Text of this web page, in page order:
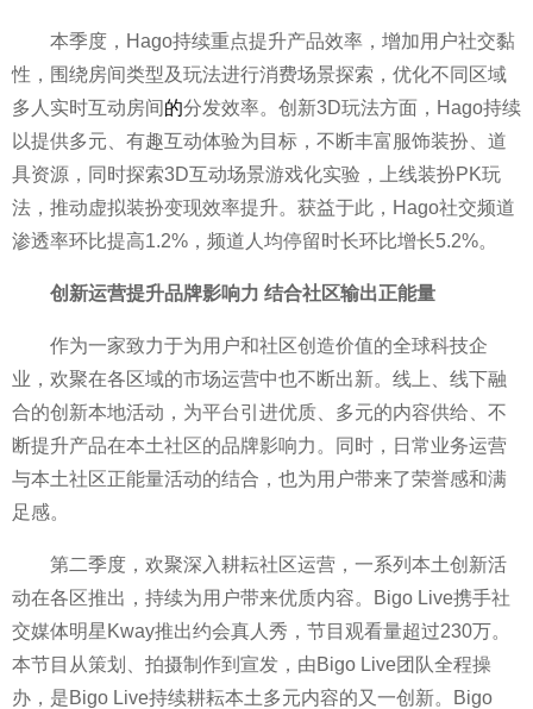
本季度，Hago持续重点提升产品效率，增加用户社交黏
性，围绕房间类型及玩法进行消费场景探索，优化不同区域
多人实时互动房间的分发效率。创新3D玩法方面，Hago持续
以提供多元、有趣互动体验为目标，不断丰富服饰装扮、道
具资源，同时探索3D互动场景游戏化实验，上线装扮PK玩
法，推动虚拟装扮变现效率提升。获益于此，Hago社交频道
渗透率环比提高1.2%，频道人均停留时长环比增长5.2%。
创新运营提升品牌影响力 结合社区输出正能量
作为一家致力于为用户和社区创造价值的全球科技企
业，欢聚在各区域的市场运营中也不断出新。线上、线下融
合的创新本地活动，为平台引进优质、多元的内容供给、不
断提升产品在本土社区的品牌影响力。同时，日常业务运营
与本土社区正能量活动的结合，也为用户带来了荣誉感和满
足感。
第二季度，欢聚深入耕耘社区运营，一系列本土创新活
动在各区推出，持续为用户带来优质内容。Bigo Live携手社
交媒体明星Kway推出约会真人秀，节目观看量超过230万。
本节目从策划、拍摄制作到宣发，由Bigo Live团队全程操
办，是Bigo Live持续耕耘本土多元内容的又一创新。Bigo